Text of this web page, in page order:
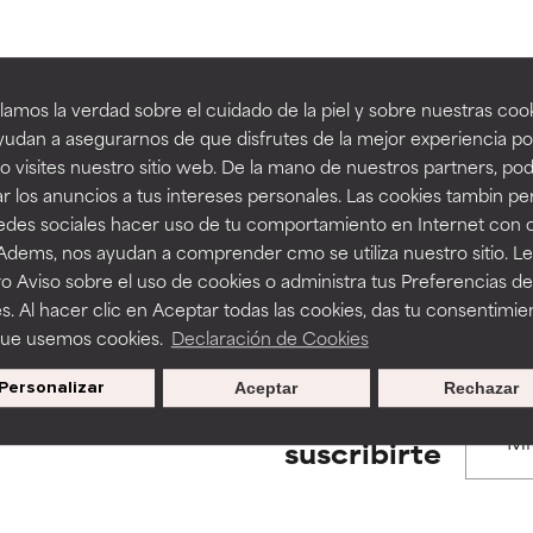
la verdad sobre el cuidado de la piel y sobre nuestras
a asegurarnos de que disfrutes de la mejor experiencia
visites nuestro sitio web. De la mano de nuestros partners,
los anuncios a tus intereses personales. Las cookies tambin
sociales hacer uso de tu comportamiento en Internet con
nos ayudan a comprender cmo se utiliza nuestro sitio.
Aviso sobre el uso de cookies o administra tus Preferencias de
Al hacer clic en Aceptar todas las cookies, das tu
usemos cookies. Declaración de Cookies
Personalizar Rechazar
Aceptar
BACK TO SEARCH
to assess ingredients in this dictionary. Regulations
tan beneficiosos como los de la categoría excelente, suelen ser
la estabilidad o la absorción de una fórmula.
ciertas limitaciones en cuanto a su apariencia, estabilidad o
básicos o que no cuentan con suficiente respaldo científico.
algunos beneficios se recomienda evitarlo por su
efectos adversos como irritación, inflamación o
se utiliza en altas concentraciones o junto con otros
tan beneficiosos como los de la categoría excelente, suelen ser
la estabilidad o la absorción de una fórmula.
ciertas limitaciones en cuanto a su apariencia, estabilidad o
básicos o que no cuentan con suficiente respaldo científico.
algunos beneficios se recomienda evitarlo por su
efectos adversos como irritación, inflamación o
se utiliza en altas concentraciones o junto con otros
suscribirte